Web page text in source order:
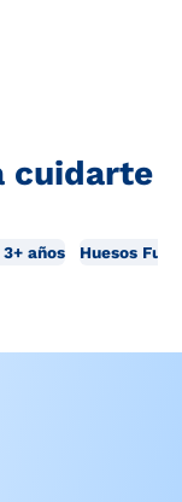
cuidarte
años Huesos